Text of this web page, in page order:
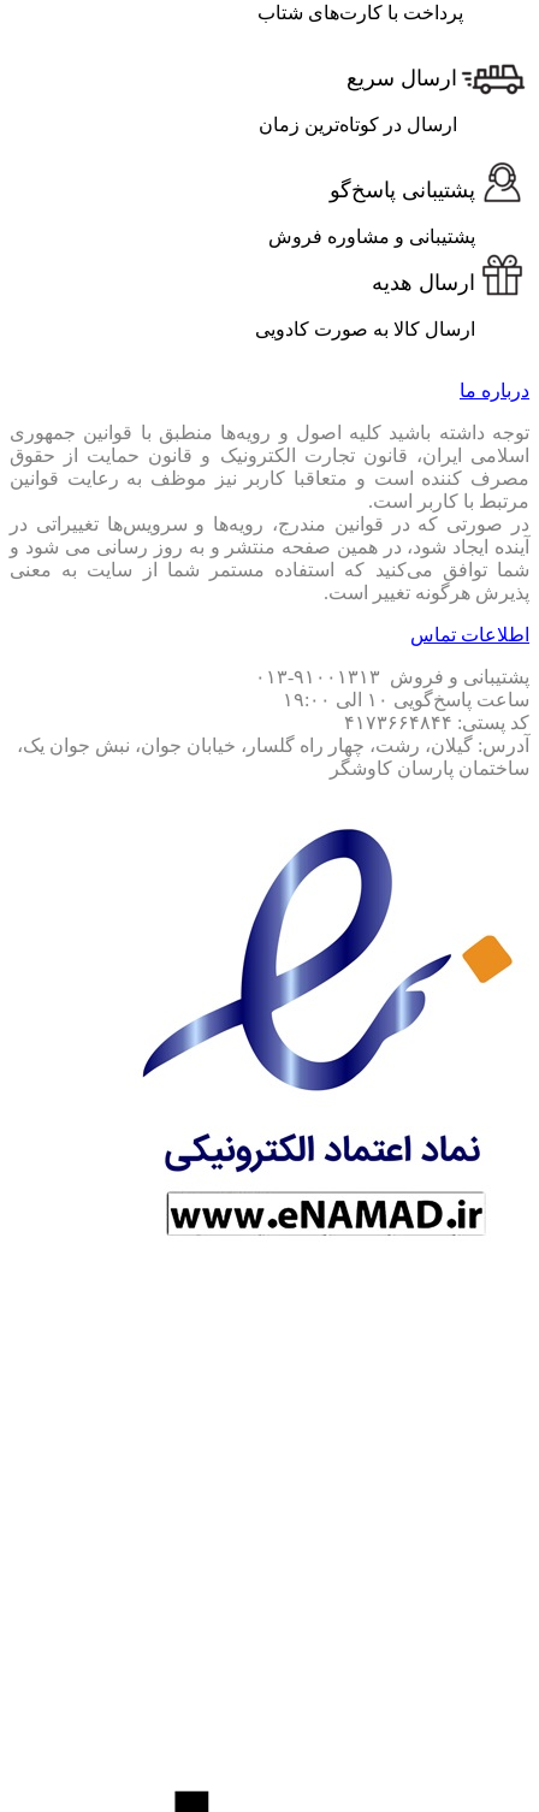
پرداخت با کارت‌های شتاب
ارسال سریع
ارسال در کوتاه‌ترین زمان
پشتیبانی پاسخ‌گو
پشتیبانی و مشاوره فروش
ارسال هدیه
ارسال کالا به صورت کادویی
درباره ما
توجه داشته باشید کلیه اصول و رویه‏‌ها منطبق با قوانین جمهوری
اسلامی ایران، قانون تجارت الکترونیک و قانون حمایت از حقوق
مصرف کننده است و متعاقبا کاربر نیز موظف به رعایت قوانین
مرتبط با کاربر است.
در صورتی که در قوانین مندرج، رویه‏‌ها و سرویس‏‌ها تغییراتی در
آینده ایجاد شود، در همین صفحه منتشر و به روز رسانی می شود و
شما توافق می‏‌کنید که استفاده مستمر شما از سایت به معنی
پذیرش هرگونه تغییر است.
اطلاعات تماس
پشتیبانی و فروش ۹۱۰۰۱۳۱۳-۰۱۳
ساعت پاسخ‌گویی ۱۰ الی ۱۹:۰۰
کد پستی: ۴۱۷۳۶۶۴۸۴۴
آدرس: گیلان، رشت، چهار راه گلسار، خیابان جوان، نبش جوان یک،
ساختمان پارسان کاوشگر